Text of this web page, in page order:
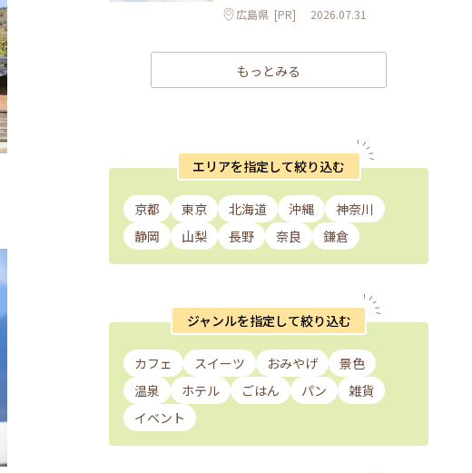
広島県 [PR] 2026.07.31
もっとみる
エリアを指定して絞り込む
京都 東京 北海道 沖縄
神奈川
静岡
山梨 長野 奈良 鎌倉
ジャンルを指定して絞り込む
カフェ スイーツ おみやげ
景色
温泉
ホテル ごはん パン
雑貨
イベント